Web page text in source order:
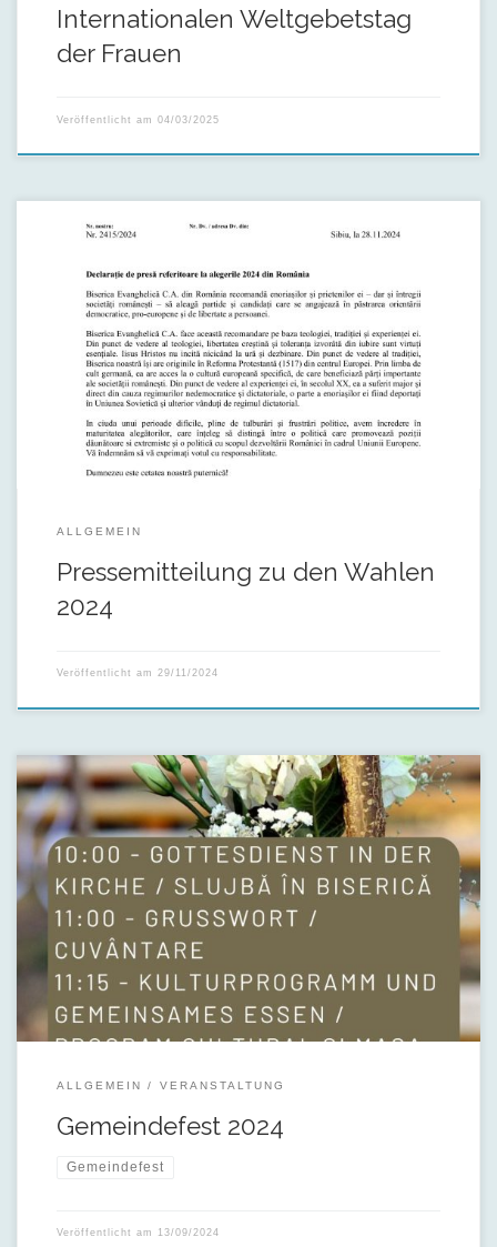
Internationalen Weltgebetstag
der Frauen
Veröffentlicht am 04/03/2025
ALLGEMEIN
Pressemitteilung zu den Wahlen
2024
Veröffentlicht am 29/11/2024
Bald ist es wieder so weit, wir feiern unser Gemeindefest.
Wir laden Sie am 29. September an gemeinsam zu feiern und
mit diesem Anlass die Gemeide zu entdecken bzw. neu zu
entdecken.
Wir warten […]
ALLGEMEIN VERANSTALTUNG
Gemeindefest 2024
Gemeindefest
Veröffentlicht am 13/09/2024